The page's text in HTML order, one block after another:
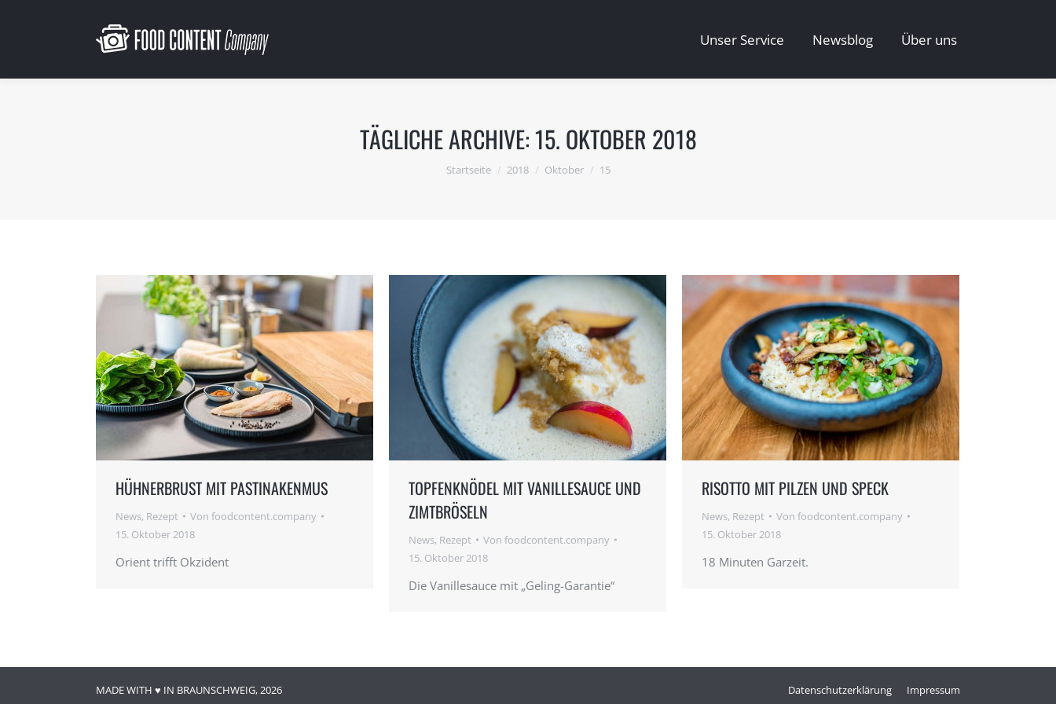
Unser Service Newsblog Über uns
TÄGLICHE ARCHIVE: 15. OKTOBER 2018
Du bist hier:
Startseite 2018 Oktober 15
HÜHNERBRUST MIT PASTINAKENMUS
News, Rezept Von foodcontent.company
15. Oktober 2018
Orient trifft Okzident
TOPFENKNÖDEL MIT VANILLESAUCE UND
ZIMTBRÖSELN
News, Rezept Von foodcontent.company
15. Oktober 2018
Die Vanillesauce mit „Geling-Garantie“
RISOTTO MIT PILZEN UND SPECK
News, Rezept Von foodcontent.company
15. Oktober 2018
18 Minuten Garzeit.
MADE WITH ♥ IN BRAUNSCHWEIG, 2026 Datenschutzerklärung Impressum